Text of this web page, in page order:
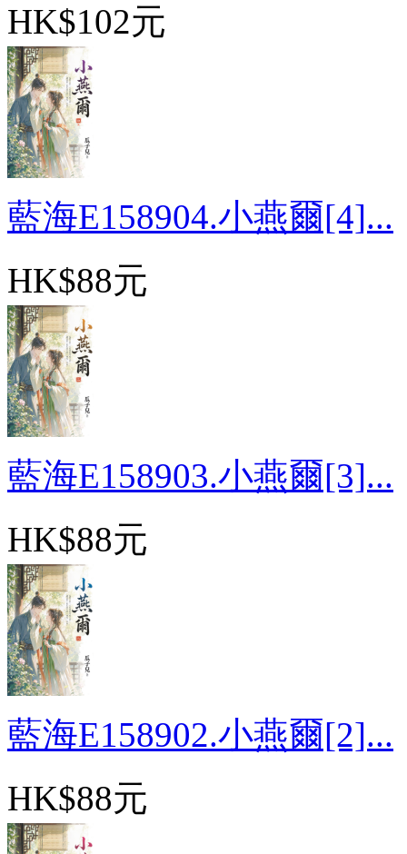
HK$102元
藍海E158904.小燕爾[4]...
HK$88元
藍海E158903.小燕爾[3]...
HK$88元
藍海E158902.小燕爾[2]...
HK$88元